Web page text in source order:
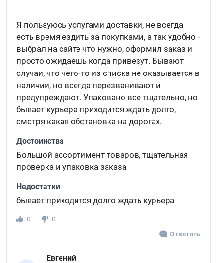
Я пользуюсь услугами доставки, не всегда
есть время ездить за покупками, а так удобно -
выбрал на сайте что нужно, оформил заказ и
просто ожидаешь когда привезут. Бывают
случаи, что чего-то из списка не оказывается в
наличии, но всегда перезванивают и
предупреждают. Упаковано все тщательно, но
бывает курьера приходится ждать долго,
смотря какая обстановка на дорогах.
Достоинства
Большой ассортимент товаров, тщательная
проверка и упаковка заказа
Недостатки
бывает приходится долго ждать курьера
0
0
Ответить
Евгений